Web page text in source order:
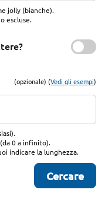
jolly (bianche).
escluse.
(opzionale) (Vedi gli esempi)
0 a infinito).
indicare la lunghezza.